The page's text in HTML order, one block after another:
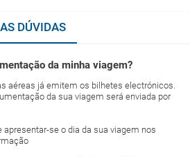
DÚVIDAS
da minha viagem?
aéreas já emitem os bilhetes electrónicos.
da sua viagem será enviada por
apresentar-se o dia da sua viagem nos